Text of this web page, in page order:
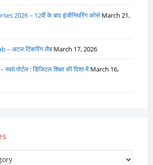
2026 – 12वीं के बाद इंजीनियरिंग कोर्स March 21,
– अटल टिंकरिंग लैब March 17, 2026
पोर्टल : डिजिटल शिक्षा की दिशा में March 16,